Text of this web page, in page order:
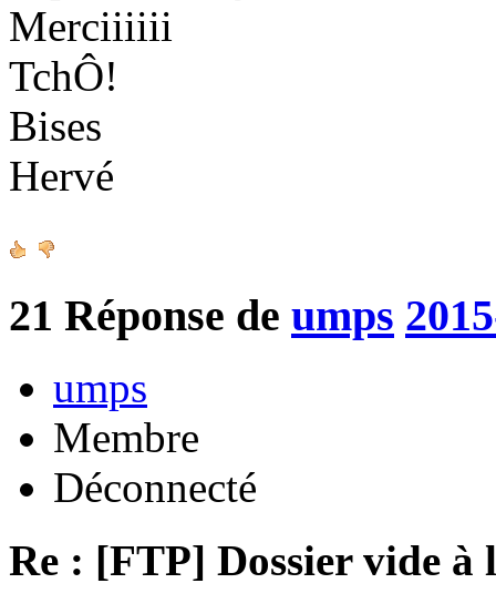
Merciiiiii
TchÔ!
Bises
Hervé
21 Réponse de umps
umps
Membre
Déconnecté
Re : [FTP] Dossier vide à